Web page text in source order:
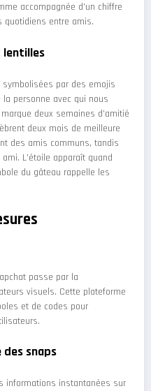
accompagnée d'un chiffre
quotidiens entre amis.
lentilles
par des emojis
personne avec qui nous
deux semaines d'amitié
deux mois de meilleure
des amis communs, tandis
L'étoile apparaît quand
du gâteau rappelle les
passe par la
visuels. Cette plateforme
et de codes pour
snaps
informations instantanées sur